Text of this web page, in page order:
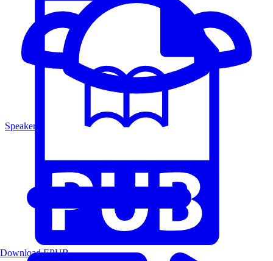
Speakers
Download EPUB